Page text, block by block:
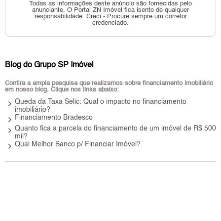
Todas as informações deste anúncio são fornecidas pelo
anunciante. O Portal ZN Imóvel fica isento de qualquer
responsabilidade. Creci - Procure sempre um corretor
credenciado.
Blog do Grupo SP Imóvel
Confira a ampla pesquisa que realizamos sobre financiamento imobiliário
em nosso blog. Clique nos links abaixo:
keyboard_arrow_right Queda da Taxa Selic: Qual o impacto no financiamento
imobiliário?
keyboard_arrow_right Financiamento Bradesco
keyboard_arrow_right Quanto fica a parcela do financiamento de um imóvel de R$ 500
mil?
keyboard_arrow_right Qual Melhor Banco p/ Financiar Imóvel?